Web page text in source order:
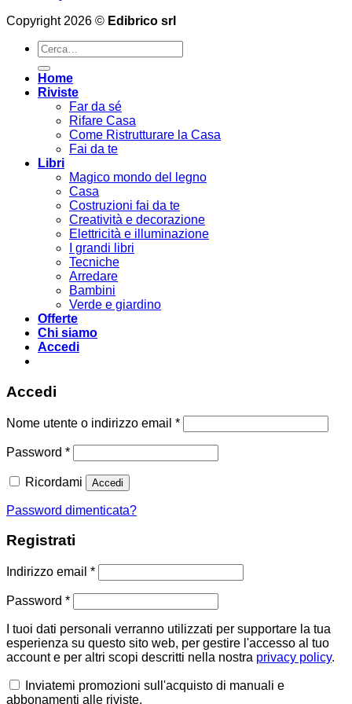
Copyright 2026 © Edibrico srl
Cerca:
Home
Riviste
Far da sé
Rifare Casa
Come Ristrutturare la Casa
Fai da te
Libri
Magico mondo del legno
Casa
Costruzioni fai da te
Creatività e decorazione
Elettricità e illuminazione
I grandi libri
Tecniche
Arredare
Bambini
Verde e giardino
Offerte
Chi siamo
Accedi
Accedi
Nome utente o indirizzo email *Richiesto
Password *Richiesto
Ricordami Accedi
Password dimenticata?
Registrati
Indirizzo email *Richiesto
Password *Richiesto
I tuoi dati personali verranno utilizzati per supportare la tua
esperienza su questo sito web, per gestire l'accesso al tuo
account e per altri scopi descritti nella nostra privacy policy.
Inviatemi promozioni sull'acquisto di manuali e
abbonamenti alle riviste.